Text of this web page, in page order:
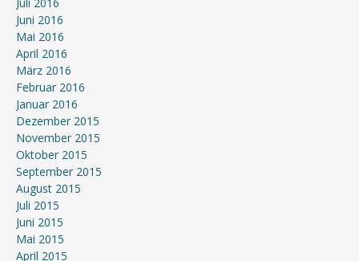
Juni 2016
Mai 2016
April 2016
März 2016
Februar 2016
Januar 2016
Dezember 2015
November 2015
Oktober 2015
September 2015
August 2015
Juli 2015
Juni 2015
Mai 2015
April 2015